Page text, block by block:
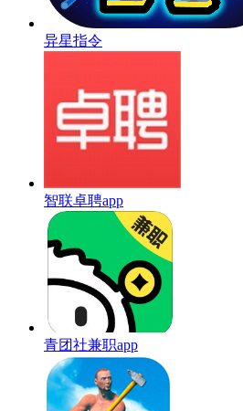
异星指令
智联卓聘app
青团社兼职app